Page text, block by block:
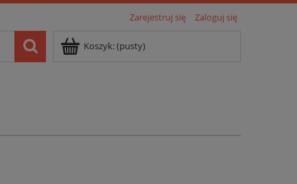
Zarejestruj się Zaloguj się
Koszyk:(pusty)